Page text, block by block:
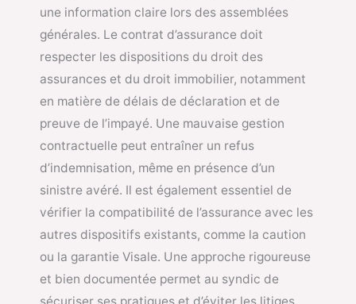
une information claire lors des assemblées
générales. Le contrat d’assurance doit
respecter les dispositions du droit des
assurances et du droit immobilier, notamment
en matière de délais de déclaration et de
preuve de l’impayé. Une mauvaise gestion
contractuelle peut entraîner un refus
d’indemnisation, même en présence d’un
sinistre avéré. Il est également essentiel de
vérifier la compatibilité de l’assurance avec les
autres dispositifs existants, comme la caution
ou la garantie Visale. Une approche rigoureuse
et bien documentée permet au syndic de
sécuriser ses pratiques et d’éviter les litiges